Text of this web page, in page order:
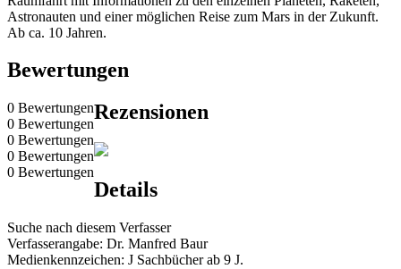
Astronauten und einer möglichen Reise zum Mars in der Zukunft.
Ab ca. 10 Jahren.
Bewertungen
0 Bewertungen
0 Bewertungen
0 Bewertungen
0 Bewertungen
0 Bewertungen
Rezensionen
Details
Suche nach diesem Verfasser
Verfasserangabe: Dr. Manfred Baur
Medienkennzeichen: J Sachbücher ab 9 J.